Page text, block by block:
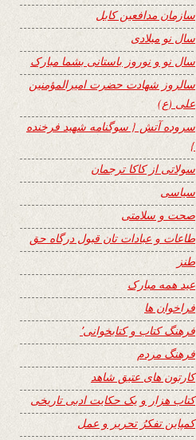
سازمان مدافعین کابل
سال نو میلادی
سال نو و نوروز باستانی بشما مبارک
سالروز شهادت حضرت امیرالمؤمنین
علی (ع)
سروده آتش { سوگنامه شهید فرخنده
}
سولاتی از کاکا ترجمان
سیاسی
صحت و سلامتی
طاعات و عبادات تان قبول درگاه حق
طنز
عید همه مبارک
فراخوان ها
فرهنگ کتاب و کتابخوانی٬
فرهنگ مردم
کارتون های عتیق شاهد
کتاب هزار و یک حکایت ادبی تاریخی
کمپاین تفکرُ تحریر و عمل